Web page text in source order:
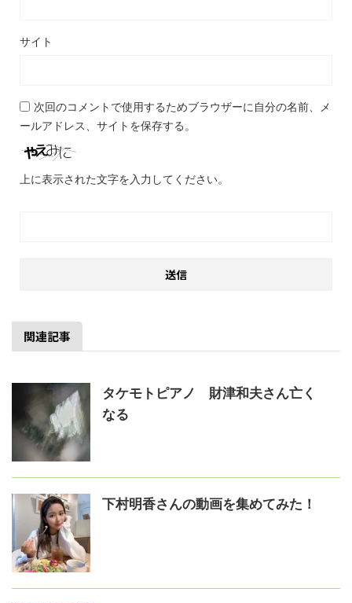
サイト
次回のコメントで使用するためブラウザーに自分の名前、メ
ールアドレス、サイトを保存する。
上に表示された文字を入力してください。
関連記事
タケモトピアノ 財津和夫さん亡く
なる
下村明香さんの動画を集めてみた！